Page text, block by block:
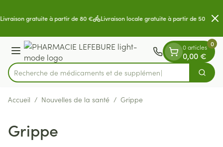
gratuite à partir de 80 € Livraison locale gratuite à partir de 50 €
Menu
Rechercher
Recherche de médicaments et de suppléments..
0 articles
0,00 €
0
Accueil / Nouvelles de la santé / Grippe
Grippe